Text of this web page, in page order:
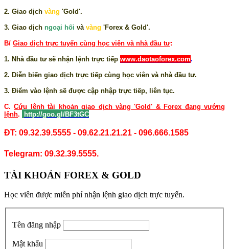
2. Giao dịch vàng 'Gold'.
3. Giao dịch ngoại hối và vàng 'Forex & Gold'.
B/ Giao dịch trực tuyến cùng học viên và nhà đầu tư:
1. Nhà đầu tư sẽ nhận lệnh trực tiếp www.daotaoforex.com.
2. Diễn biến giao dịch trực tiếp cùng học viên và nhà đầu tư.
3. Điểm vào lệnh sẽ được cập nhập trực tiếp, liên tục.
C.Cứu lệnh tài khoản giao dịch vàng 'Gold' & Forex đang vướng
lệnh. http://goo.gl/BF3tGC
ĐT: 09.32.39.5555 - 09.62.21.21.21 - 096.666.1585
Telegram: 09.32.39.5555.
TÀI KHOẢN FOREX & GOLD
Học viên được miễn phí nhận lệnh giao dịch trực tuyến.
Tên đăng nhập
Mật khẩu